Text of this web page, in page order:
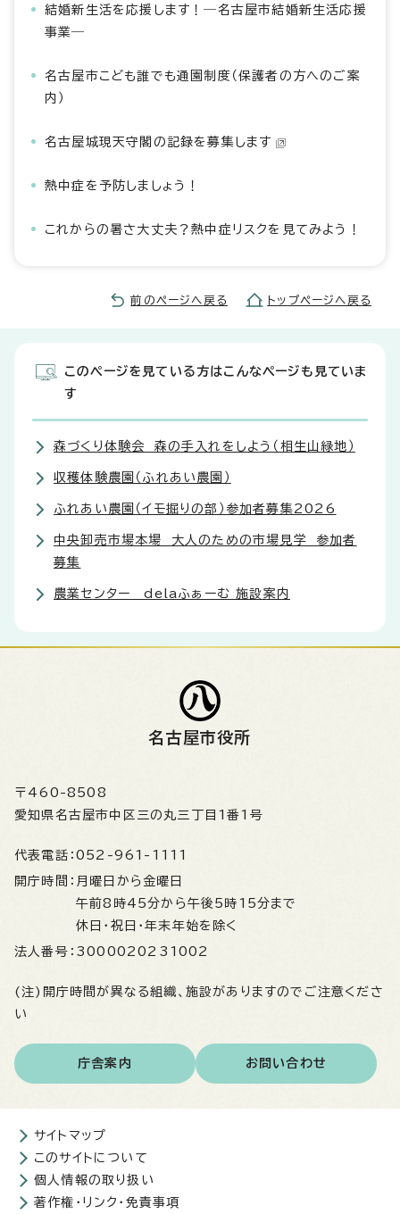
結婚新生活を応援します！―名古屋市結婚新生活応援
事業―
名古屋市こども誰でも通園制度（保護者の方へのご案
内）
名古屋城現天守閣の記録を募集します
熱中症を予防しましょう！
これからの暑さ大丈夫？熱中症リスクを見てみよう！
前のページへ戻る トップページへ戻る
このページを見ている方はこんなページも見ていま
す
森づくり体験会 森の手入れをしよう（相生山緑地）
収穫体験農園（ふれあい農園）
ふれあい農園（イモ掘りの部）参加者募集2026
中央卸売市場本場 大人のための市場見学 参加者
募集
農業センター delaふぁーむ 施設案内
名古屋市役所
〒460-8508
愛知県名古屋市中区三の丸三丁目1番1号
代表電話： 052-961-1111
開庁時間： 月曜日から金曜日
午前8時45分から午後5時15分まで
休日・祝日・年末年始を除く
法人番号： 3000020231002
(注)開庁時間が異なる組織、施設がありますのでご注意くださ
い
庁舎案内 お問い合わせ
サイトマップ
このサイトについて
個人情報の取り扱い
著作権・リンク・免責事項